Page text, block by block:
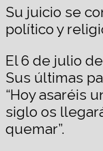
Su juicio se
político y
El 6 de julio
Sus últimas
“Hoy asaréis
siglo os
quemar”.